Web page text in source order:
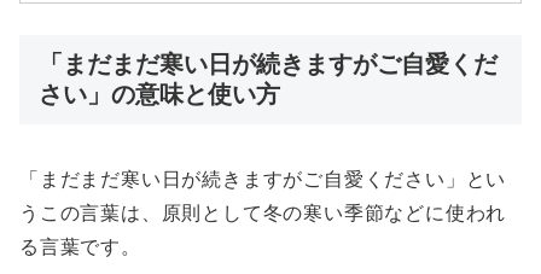
「まだまだ寒い日が続きますがご自愛くだ
さい」の意味と使い方
「まだまだ寒い日が続きますがご自愛ください」とい
うこの言葉は、原則として冬の寒い季節などに使われ
る言葉です。